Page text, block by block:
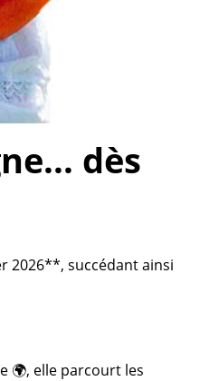
dès
2026**, succédant ainsi
🌍, elle parcourt les